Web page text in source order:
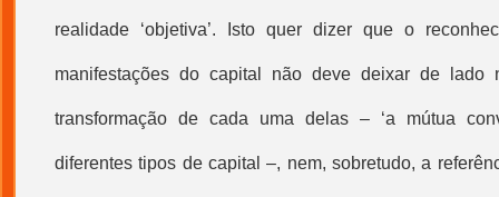
realidade ‘objetiva’. Isto quer dizer que o
manifestações do capital não deve deixar de lado
transformação de cada uma delas – ‘a mútua
diferentes tipos de capital –, nem, sobretudo, a